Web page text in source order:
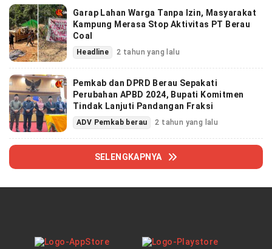
Garap Lahan Warga Tanpa Izin, Masyarakat
Kampung Merasa Stop Aktivitas PT Berau
Coal
Headline 2 tahun yang lalu
Pemkab dan DPRD Berau Sepakati
Perubahan APBD 2024, Bupati Komitmen
Tindak Lanjuti Pandangan Fraksi
ADV Pemkab berau 2 tahun yang lalu
SELENGKAPNYA